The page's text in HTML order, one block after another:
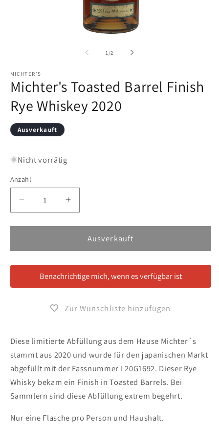
1 /von
2
MICHTER'S
Michter's Toasted Barrel Finish
Rye Whiskey 2020
Ausverkauft
Nicht vorrätig
Anzahl
Verringere
die
Menge
Michter&#39;s
Barrel
Whiskey
Erhöhe
die
Menge
Michter&#39;s
Barrel
Finish
Whiskey
Ausverkauft
Benachrichtige mich, wenn es verfügbar ist
Zur Wunschliste hinzufügen
Diese limitierte Abfüllung aus dem Hause Michter´s
stammt aus 2020 und wurde für den japanischen Markt
abgefüllt mit der Fassnummer L20G1692. Dieser Rye
Whisky bekam ein Finish in Toasted Barrels. Bei
Sammlern sind diese Abfüllung extrem begehrt.
Nur eine Flasche pro Person und Haushalt.